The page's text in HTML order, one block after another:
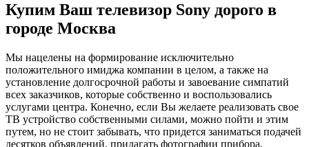
Купим Ваш телевизор Sony дорого в
городе Москва
Мы нацелены на формирование исключительно
положительного имиджа компании в целом, а также на
установление долгосрочной работы и завоевание симпатий
всех заказчиков, которые собственно и воспользовались
услугами центра. Конечно, если Вы желаете реализовать свое
ТВ устройство собственными силами, можно пойти и этим
путем, но не стоит забывать, что придется заниматься подачей
десятков объявлений, прилагать фотографии прибора,